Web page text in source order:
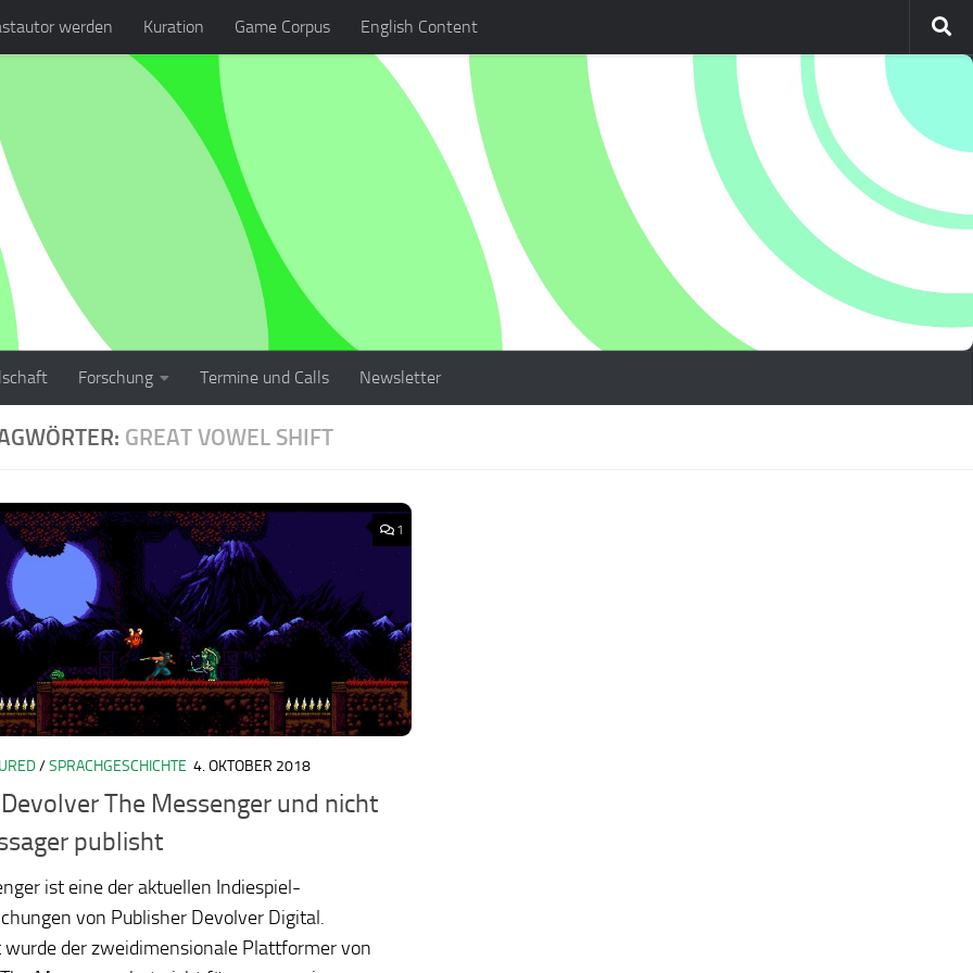
werden Kuration Game Corpus English Content
Forschung Termine und Calls Newsletter
GREAT VOWEL SHIFT
1
/SPRACHGESCHICHTE 4. OKTOBER 2018
The Messenger und nicht
publisht
ist eine der aktuellen Indiespiel-
von Publisher Devolver Digital.
der zweidimensionale Plattformer von
ludo2026/